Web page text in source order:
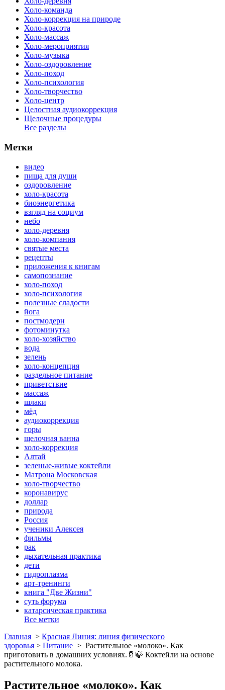
Холо-команда
Холо-коррекция на природе
Холо-красота
Холо-массаж
Холо-мероприятия
Холо-музыка
Холо-оздоровление
Холо-поход
Холо-психология
Холо-творчество
Холо-центр
Целостная аудиокоррекция
Щелочные процедуры
Все разделы
Метки
видео
пища для души
оздоровление
холо-красота
биоэнергетика
взгляд на социум
небо
холо-деревня
холо-компания
святые места
рецепты
приложения к книгам
самопознание
холо-поход
холо-психология
полезные сладости
йога
постмодерн
фотоминутка
холо-хозяйство
вода
зелень
холо-концепция
раздельное питание
приветствие
массаж
шлаки
мёд
аудиокоррекция
горы
щелочная ванна
холо-коррекция
Алтай
зеленые-живые коктейли
Матрона Московская
холо-творчество
коронавирус
доллар
природа
Россия
ученики Алексея
фильмы
рак
дыхательная практика
дети
гидроплазма
арт-тренинги
книга "Две Жизни"
суть форума
катарсическая практика
Все метки
Главная > Красная Линия: линия физического
здоровья > Питание > Растительное «молоко». Как
приготовить в домашних условиях.🥛🍃 Коктейли на основе
растительного молока.
Растительное «молоко». Как